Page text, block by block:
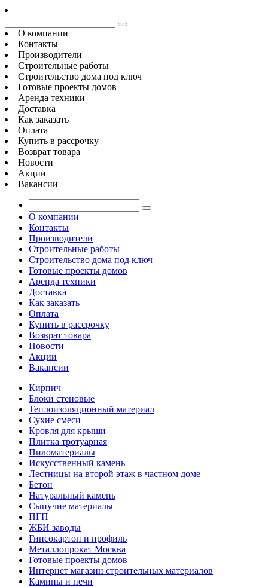
О компании
Контакты
Производители
Строительные работы
Строительство дома под ключ
Готовые проекты домов
Аренда техники
Доставка
Как заказать
Оплата
Купить в рассрочку
Возврат товара
Новости
Акции
Вакансии
О компании
Контакты
Производители
Строительные работы
Строительство дома под ключ
Готовые проекты домов
Аренда техники
Доставка
Как заказать
Оплата
Купить в рассрочку
Возврат товара
Новости
Акции
Вакансии
Кирпич
Блоки стеновые
Теплоизоляционный материал
Сухие смеси
Кровля для крыши
Плитка тротуарная
Пиломатериалы
Искусственный камень
Лестницы на второй этаж в частном доме
Бетон
Натуральный камень
Сыпучие материалы
ПГП
ЖБИ заводы
Гипсокартон и профиль
Металлопрокат Москва
Готовые проекты домов
Интернет магазин строительных материалов
Камины и печи